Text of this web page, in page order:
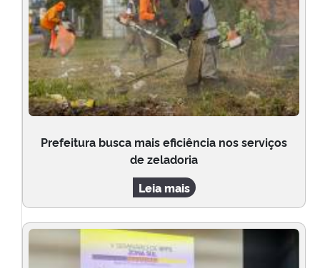
Prefeitura busca mais eficiência nos serviços
de zeladoria
Leia mais